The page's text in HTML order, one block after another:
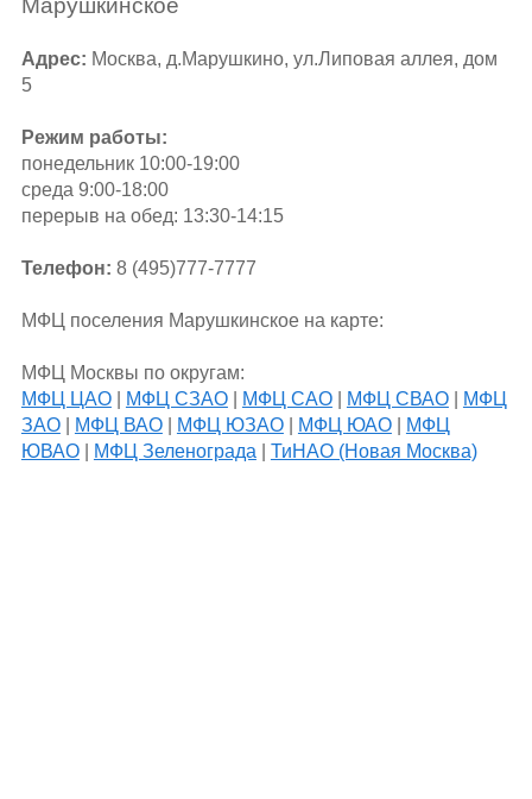
Марушкинское
Адрес: Москва, д.Марушкино, ул.Липовая аллея, дом
5
Режим работы:
понедельник 10:00-19:00
среда 9:00-18:00
перерыв на обед: 13:30-14:15
Телефон: 8 (495)777-7777
МФЦ поселения Марушкинское на карте:
МФЦ Москвы по округам:
МФЦ ЦАО| МФЦ СЗАО| МФЦ САО| МФЦ СВАО|
МФЦ
ЗАО| МФЦ ВАО| МФЦ ЮЗАО| МФЦ ЮАО|
МФЦ
ЮВАО| МФЦ Зеленограда ТиНАО (Новая Москва)